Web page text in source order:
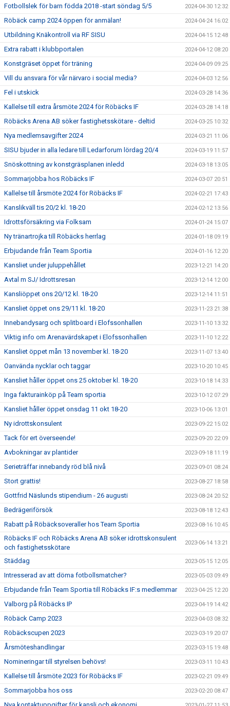
Fotbollslek för barn födda 2018 -start söndag 5/5 2024-04-30 12:32
Röbäck camp 2024 öppen för anmälan! 2024-04-24 16:02
Utbildning Knäkontroll via RF SISU 2024-04-15 12:48
Extra rabatt i klubbportalen 2024-04-12 08:20
Konstgräset öppet för träning 2024-04-09 09:25
Vill du ansvara för vår närvaro i social media? 2024-04-03 12:56
Fel i utskick 2024-03-28 14:36
Kallelse till extra årsmöte 2024 för Röbäcks IF 2024-03-28 14:18
Röbäcks Arena AB söker fastighetsskötare - deltid 2024-03-25 10:32
Nya medlemsavgifter 2024 2024-03-21 11:06
SISU bjuder in alla ledare till Ledarforum lördag 20/4 2024-03-19 11:57
Snöskottning av konstgräsplanen inledd 2024-03-18 13:05
Sommarjobba hos Röbäcks IF 2024-03-07 20:51
Kallelse till årsmöte 2024 för Röbäcks IF 2024-02-21 17:43
Kanslikväll tis 20/2 kl. 18-20 2024-02-12 13:56
Idrottsförsäkring via Folksam 2024-01-24 15:07
Ny tränartrojka till Röbäcks herrlag 2024-01-18 09:19
Erbjudande från Team Sportia 2024-01-16 12:20
Kansliet under juluppehållet 2023-12-21 14:20
Avtal m SJ/ Idrottsresan 2023-12-14 12:00
Kansliöppet ons 20/12 kl. 18-20 2023-12-14 11:51
Kansliet öppet ons 29/11 kl. 18-20 2023-11-23 21:38
Innebandysarg och splitboard i Elofssonhallen 2023-11-10 13:32
Viktig info om Arenavärdskapet i Elofssonhallen 2023-11-10 12:22
Kansliet öppet mån 13 november kl. 18-20 2023-11-07 13:40
Oanvända nycklar och taggar 2023-10-20 10:45
Kansliet håller öppet ons 25 oktober kl. 18-20 2023-10-18 14:33
Inga fakturainköp på Team sportia 2023-10-12 07:29
Kansliet håller öppet onsdag 11 okt 18-20 2023-10-06 13:01
Ny idrottskonsulent 2023-09-22 15:02
Tack för ert överseende! 2023-09-20 22:09
Avbokningar av plantider 2023-09-18 11:19
Serieträffar innebandy röd blå nivå 2023-09-01 08:24
Stort grattis! 2023-08-27 18:58
Gottfrid Näslunds stipendium - 26 augusti 2023-08-24 20:52
Bedrägeriförsök 2023-08-18 12:43
Rabatt på Röbäcksoveraller hos Team Sportia 2023-08-16 10:45
Röbäcks IF och Röbäcks Arena AB söker idrottskonsulent
och fastighetsskötare
2023-06-14 13:21
Städdag 2023-05-15 12:05
Intresserad av att döma fotbollsmatcher? 2023-05-03 09:49
Erbjudande från Team Sportia till Röbäcks IF:s medlemmar 2023-04-25 12:20
Valborg på Röbäcks IP 2023-04-19 14:42
Röbäck Camp 2023 2023-04-03 08:32
Röbäckscupen 2023 2023-03-19 20:07
Årsmöteshandlingar 2023-03-15 19:48
Nomineringar till styrelsen behövs! 2023-03-11 10:43
Kallelse till årsmöte 2023 för Röbäcks IF 2023-02-21 09:49
Sommarjobba hos oss 2023-02-20 08:47